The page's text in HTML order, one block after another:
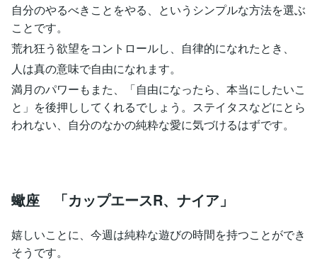
自分のやるべきことをやる、というシンプルな方法を選ぶ
ことです。
荒れ狂う欲望をコントロールし、自律的になれたとき、
人は真の意味で自由になれます。
満月のパワーもまた、「自由になったら、本当にしたいこ
と」を後押ししてくれるでしょう。ステイタスなどにとら
われない、自分のなかの純粋な愛に気づけるはずです。
蠍座 「カップエースR、ナイア」
嬉しいことに、今週は純粋な遊びの時間を持つことができ
そうです。